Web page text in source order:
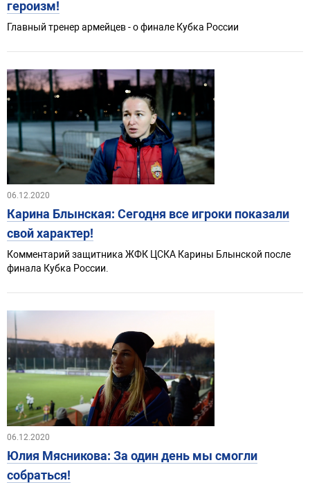
героизм!
Главный тренер армейцев - о финале Кубка России
06.12.2020
Карина Блынская: Сегодня все игроки показали
свой характер!
Комментарий защитника ЖФК ЦСКА Карины Блынской после
финала Кубка России.
06.12.2020
Юлия Мясникова: За один день мы смогли
собраться!